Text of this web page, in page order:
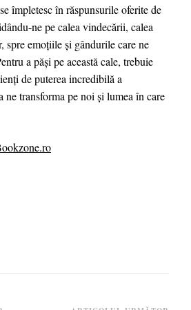
împletesc în răspunsurile oferite de
ne pe calea vindecării, calea
spre emoțiile și gândurile care ne
a păși pe această cale, trebuie
de puterea incredibilă a
ne transforma pe noi și lumea în care